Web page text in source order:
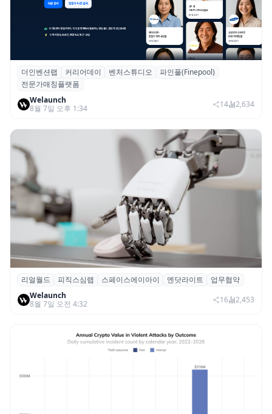
더인벤션랩·커리어데이, 스타트업 전문가 매
칭 플랫폼 ‘파인풀’ 출시
더인벤션랩 커리어데이 벤처스튜디오
파인풀(Finepool)
전문가매칭플랫폼
Welaunch
8월 7일 오후 1:34
14 2,634
리얼월드, 로봇테크 스타트업 3곳과 손잡고
휴머노이드 표준 만든다
리얼월드 피직스심랩 스페이스에이아이 엔닷라이트
업무협약
Welaunch
8월 7일 오전 4:32
16 2,453